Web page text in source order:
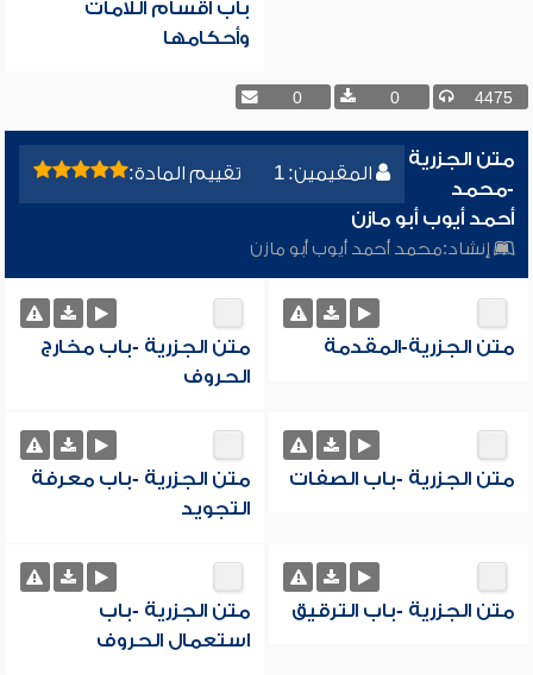
باب أقسام اللامات
وأحكامها
4475
0
0
المقيمين: 1 تقييم المادة:
متن الجزرية
-محمد
أحمد أيوب أبو مازن
إنشاد:محمد أحمد أيوب أبو مازن
متن الجزرية-المقدمة
متن الجزرية -باب مخارج
الحروف
متن الجزرية -باب الصفات
متن الجزرية -باب معرفة
التجويد
متن الجزرية -باب الترقيق
متن الجزرية -باب
استعمال الحروف